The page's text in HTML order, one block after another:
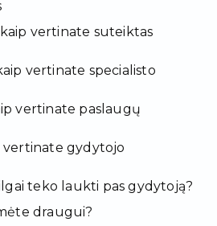
vertinate suteiktas
vertinate specialisto
vertinate paslaugų
vertinate gydytojo
teko laukti pas gydytoją?
draugui?